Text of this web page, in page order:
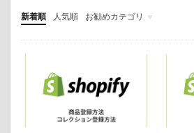
新着順 人気順 お勧めカテゴリ
Shopify / ECサイト制作